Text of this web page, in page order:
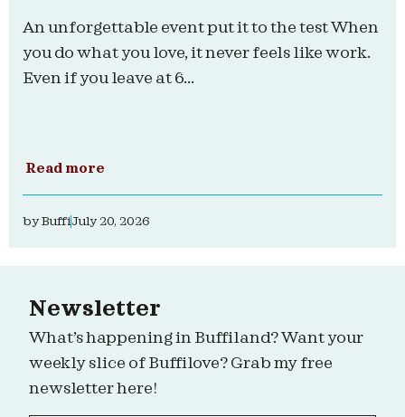
An unforgettable event put it to the test When
you do what you love, it never feels like work.
Even if you leave at 6...
Read more
byBuffiJuly 20, 2026
Newsletter
What’s happening in Buffiland? Want your
weekly slice of Buffilove? Grab my free
newsletter here!